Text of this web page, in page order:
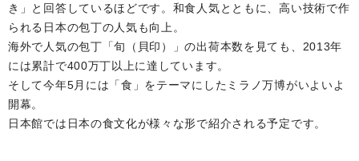
き」と回答しているほどです。和食人気とともに、高い技術で作
られる日本の包丁の人気も向上。
海外で人気の包丁「旬（貝印）」の出荷本数を見ても、2013年
には累計で400万丁以上に達しています。
そして今年5月には「食」をテーマにしたミラノ万博がいよいよ
開幕。
日本館では日本の食文化が様々な形で紹介される予定です。